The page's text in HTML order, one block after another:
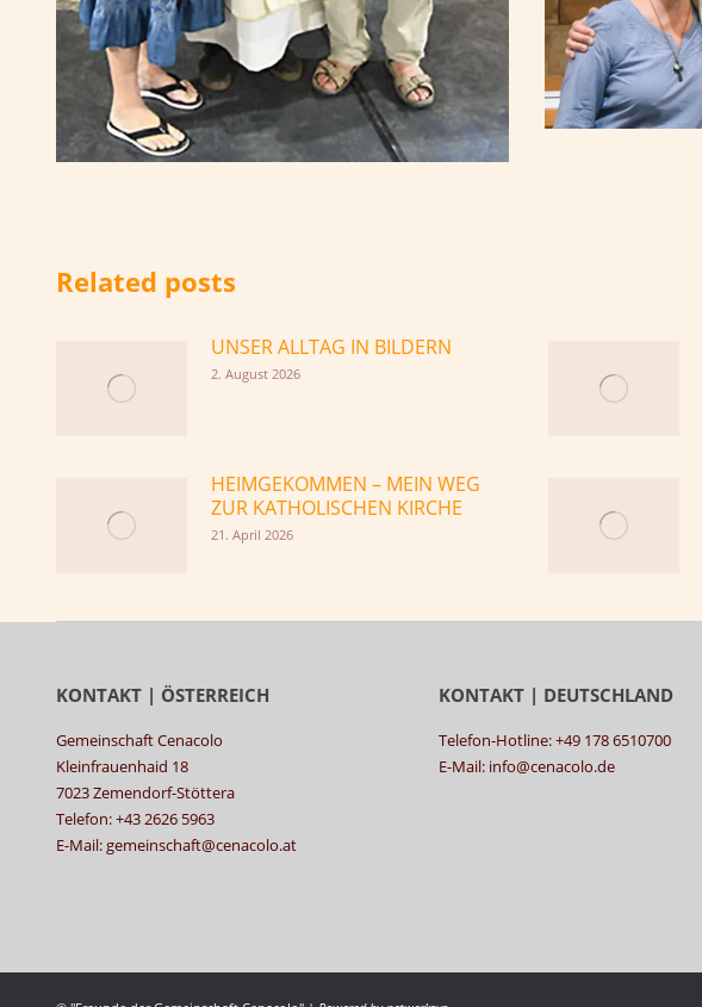
Related posts
UNSER ALLTAG IN BILDERN
2. August 2026
HEIMGEKOMMEN – MEIN WEG
ZUR KATHOLISCHEN KIRCHE
21. April 2026
KONTAKT | ÖSTERREICH
Gemeinschaft Cenacolo
Kleinfrauenhaid 18
7023 Zemendorf-Stöttera
Telefon: +43 2626 5963
E-Mail: gemeinschaft@cenacolo.at
KONTAKT | DEUTSCHLAND
Telefon-Hotline: +49 178 6510700
E-Mail: info@cenacolo.de